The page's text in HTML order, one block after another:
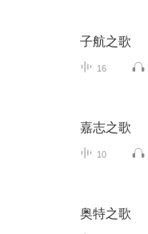
子航之歌
16
嘉志之歌
10
奥特之歌